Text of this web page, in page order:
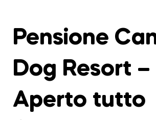
Pensione
Dog Resort –
Aperto tutto